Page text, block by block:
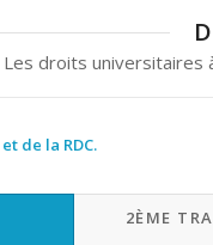
Les droits universitaires
de la RDC.
2ÈME